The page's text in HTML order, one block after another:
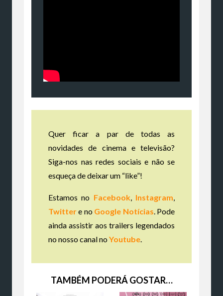
Quer ficar a par de todas as
novidades de cinema e televisão?
Siga-nos nas redes sociais e não se
esqueça de deixar um “like”!
Estamos no Facebook, Instagram
Twittere no Google Notícias . Pode
ainda assistir aos trailers legendados
no nosso canal noYoutube
TAMBÉM PODERÁ GOSTAR…